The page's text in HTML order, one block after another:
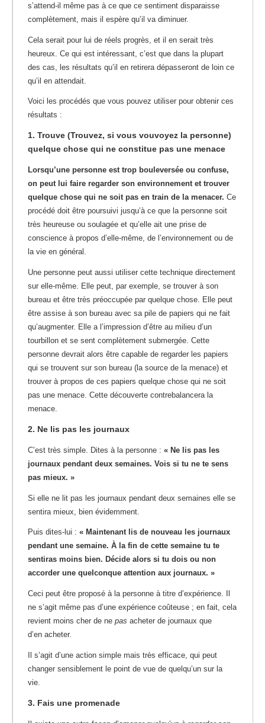
s’attend-il même pas à ce que ce sentiment disparaisse
complètement, mais il espère qu’il va diminuer.
Cela serait pour lui de réels progrès, et il en serait très
heureux. Ce qui est intéressant, c’est que dans la plupart
des cas, les résultats qu’il en retirera dépasseront de loin ce
qu’il en attendait.
Voici les procédés que vous pouvez utiliser pour obtenir ces
résultats :
1. Trouve (Trouvez, si vous vouvoyez la personne)
quelque chose qui ne constitue pas une menace
Lorsqu’une personne est trop bouleversée ou confuse,
on peut lui faire regarder son environnement et trouver
quelque chose qui ne soit pas en train de la menacer. Ce
procédé doit être poursuivi jusqu’à ce que la personne soit
très heureuse ou soulagée et qu’elle ait une prise de
conscience à propos d’elle-même, de l’environnement ou de
la vie en général.
Une personne peut aussi utiliser cette technique directement
sur elle-même. Elle peut, par exemple, se trouver à son
bureau et être très préoccupée par quelque chose. Elle peut
être assise à son bureau avec sa pile de papiers qui ne fait
qu’augmenter. Elle a l’impression d’être au milieu d’un
tourbillon et se sent complètement submergée. Cette
personne devrait alors être capable de regarder les papiers
qui se trouvent sur son bureau (la source de la menace) et
trouver à propos de ces papiers quelque chose qui ne soit
pas une menace. Cette découverte contrebalancera la
menace.
2. Ne lis pas les journaux
C’est très simple. Dites à la personne : « Ne lis pas les
journaux pendant deux semaines. Vois si tu ne te sens
pas mieux. »
Si elle ne lit pas les journaux pendant deux semaines elle se
sentira mieux, bien évidemment.
Puis dites-lui : « Maintenant lis de nouveau les journaux
pendant une semaine. À la fin de cette semaine tu te
sentiras moins bien. Décide alors si tu dois ou non
accorder une quelconque attention aux journaux. »
Ceci peut être proposé à la personne à titre d’expérience. Il
ne s’agit même pas d’une expérience coûteuse ; en fait, cela
revient moins cher de ne pas acheter de journaux que
d’en acheter.
Il s’agit d’une action simple mais très efficace, qui peut
changer sensiblement le point de vue de quelqu’un sur la
vie.
3. Fais une promenade